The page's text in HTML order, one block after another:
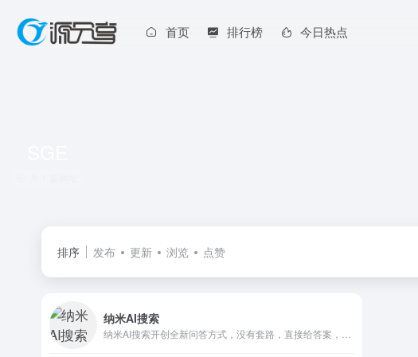
首页 排行榜 今日热点
排序 发布 更新 浏览 点赞
纳米AI搜索